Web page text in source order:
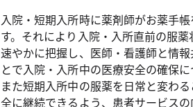
入院・短期入所時に薬剤師がお薬手
す。それにより入院・入所直前の服
速やかに把握し、医師・看護師と情
とで入院・入所中の医療安全の確保
また短期入所中の服薬を日常と変わ
全に継続できるよう、患者サービス